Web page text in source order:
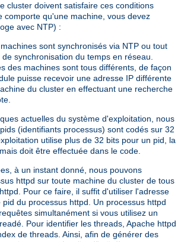
cluster doivent satisfaire ces conditions
comporte qu'une machine, vous devez
avec NTP) :
sont synchronisés via NTP ou tout
synchronisation du temps en réseau.
des machines sont tous différents, de façon
puisse recevoir une adresse IP différente
du cluster en effectuant une recherche
actuelles du système d'exploitation, nous
(identifiants processus) sont codés sur 32
utilise plus de 32 bits pour un pid, la
doit être effectuée dans le code.
à un instant donné, nous pouvons
httpd sur toute machine du cluster de tous
Pour ce faire, il suffit d'utiliser l'adresse
du processus httpd. Un processus httpd
simultanément si vous utilisez un
Pour identifier les threads, Apache httpd
de threads. Ainsi, afin de générer des